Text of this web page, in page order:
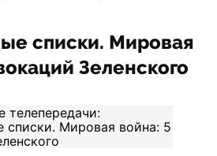
списки. Мировая
Зеленского